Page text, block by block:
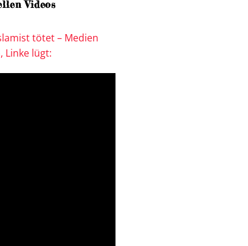
Videos
tötet – Medien
Linke lügt: